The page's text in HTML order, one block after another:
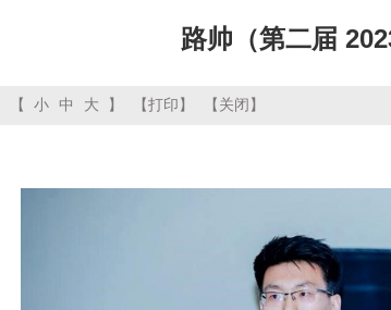
路帅（第二届
【 小 中 大 】 【打印】 【关闭】